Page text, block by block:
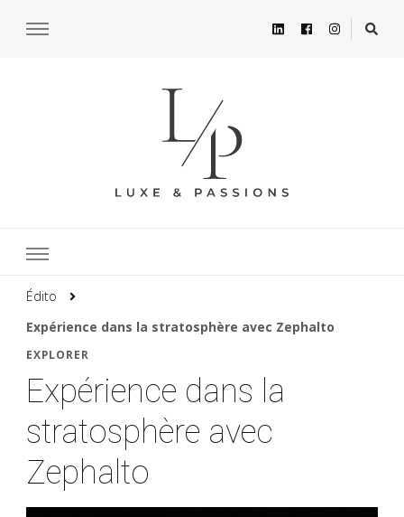
Édito
Expérience dans la stratosphère avec Zephalto
EXPLORER
Expérience dans la
stratosphère avec
Zephalto